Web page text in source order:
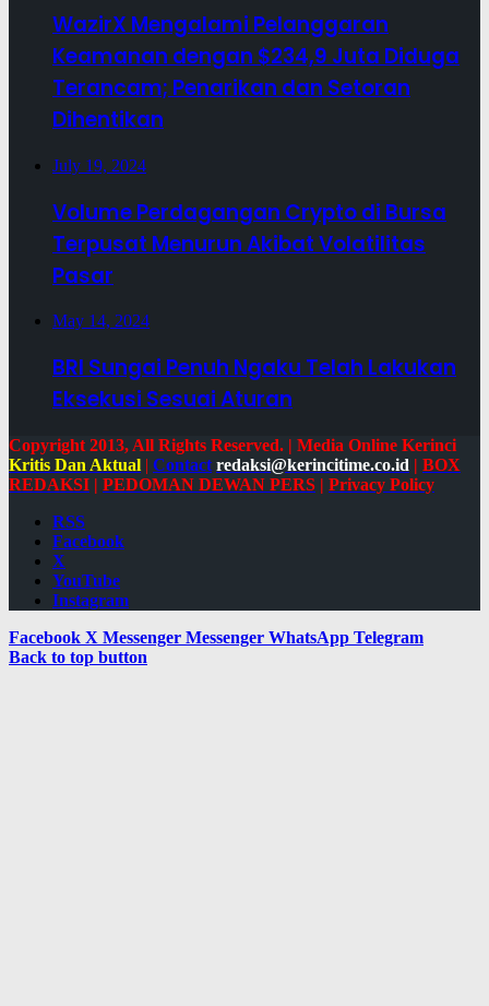
WazirX Mengalami Pelanggaran
Keamanan dengan $234,9 Juta Diduga
Terancam; Penarikan dan Setoran
Dihentikan
July 19, 2024
Volume Perdagangan Crypto di Bursa
Terpusat Menurun Akibat Volatilitas
Pasar
May 14, 2024
BRI Sungai Penuh Ngaku Telah Lakukan
Eksekusi Sesuai Aturan
Copyright 2013, All Rights Reserved. | Media Online Kerinci
Kritis Dan Aktual | Contact redaksi@kerincitime.co.id | BOX
REDAKSI | PEDOMAN DEWAN PERS | Privacy Policy
RSS
Facebook
X
YouTube
Instagram
Facebook X Messenger Messenger WhatsApp Telegram
Back to top button